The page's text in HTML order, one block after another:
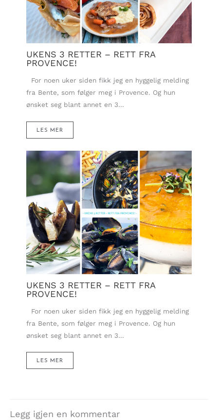
UKENS 3 RETTER – RETT FRA
PROVENCE!
For noen uker siden fikk jeg en hyggelig melding
fra Bente, som følger meg i Provence. Og hun
ønsket seg blant annet en 3…
LES MER
UKENS 3 RETTER – RETT FRA
PROVENCE!
For noen uker siden fikk jeg en hyggelig melding
fra Bente, som følger meg i Provence. Og hun
ønsket seg blant annet en 3…
LES MER
Legg igjen en kommentar